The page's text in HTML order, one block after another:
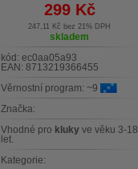
299 Kč
247,11 Kč bez 21% DPH
skladem
kód: ec0aa05a93
EAN: 8713219366455
Věrnostní program: ~9
Značka:
Vhodné pro kluky ve věku 3-18
let.
Kategorie: